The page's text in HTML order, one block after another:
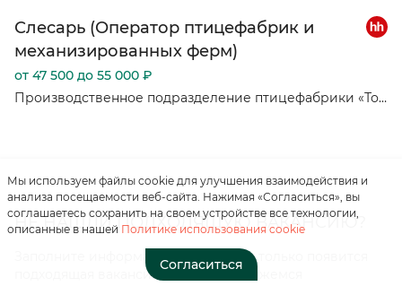
Слесарь (Оператор птицефабрик и
механизированных ферм)
от 47 500 до 55 000 ₽
Производственное подразделение птицефабрики «Томская»
НЕ НАШЛИ ПОДХОДЯЩУЮ ВАКАНСИЮ?
Заполните информацию о себе. Как только появится
подходящая вакансия, мы с вами свяжемся
Мы используем файлы cookie для улучшения взаимодействия и
анализа посещаемости веб-сайта. Нажимая «Согласиться», вы
соглашаетесь сохранить на своем устройстве все технологии,
описанные в нашей Политике использования cookie
Согласиться
Нажимая на кнопку, вы
соглашаетесь с
персональных данных»